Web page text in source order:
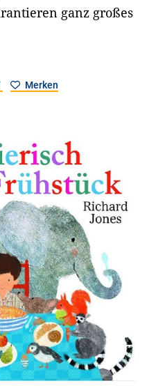
ganz großes
Merken